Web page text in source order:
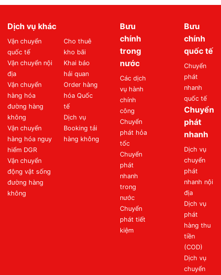
Dịch vụ khác
Vận chuyển
quốc tế
Vận chuyển nội
địa
Vận chuyển
hàng hóa
đường hàng
không
Vận chuyển
hàng hóa nguy
hiểm DGR
Vận chuyển
động vật sống
đường hàng
không
Cho thuê
kho bãi
Khai báo
hải quan
Order hàng
hóa Quốc
tế
Dịch vụ
Booking tải
hàng không
Bưu
chính
trong
nước
Các dịch
vụ hành
chính
công
Chuyển
phát hỏa
tốc
Chuyển
phát
nhanh
trong
nước
Chuyển
phát tiết
kiệm
Bưu
chính
quốc tế
Chuyển
phát
nhanh
quốc tế
Chuyển
phát
nhanh
Dịch vụ
chuyển
phát
nhanh nội
địa
Dịch vụ
phát
hàng thu
tiền
(COD)
Dịch vụ
chuyển